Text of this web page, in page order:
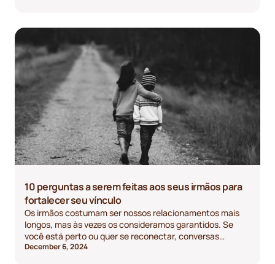
10 perguntas a serem feitas aos seus irmãos para
fortalecer seu vínculo
Os irmãos costumam ser nossos relacionamentos mais
longos, mas às vezes os consideramos garantidos. Se
você está perto ou quer se reconectar, conversas
significativas podem aproximar vocês. Aqui estão 10
December 6, 2024